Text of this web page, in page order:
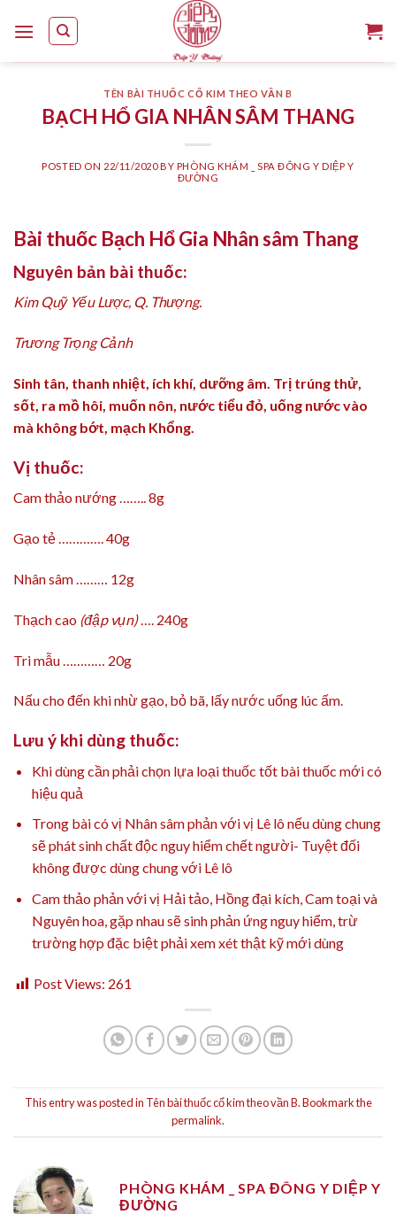
TÊN BÀI THUỐC CỔ KIM THEO VẦN B
BẠCH HỔ GIA NHÂN SÂM THANG
POSTED ON 22/11/2020BY PHÒNG KHÁM _ SPA ĐÔNG Y DIỆP Y
ĐƯỜNG
Bài thuốc Bạch Hổ Gia Nhân sâm Thang
Nguyên bản bài thuốc:
Kim Quỹ Yếu Lược, Q. Thượng.
Trương Trọng Cảnh
Sinh tân, thanh nhiệt, ích khí, dưỡng âm. Trị trúng thử,
sốt, ra mồ hôi, muốn nôn, nước tiểu đỏ, uống nước vào
mà không bớt, mạch Khổng.
Vị thuốc:
Cam thảo nướng …….. 8g
Gạo tẻ …………. 40g
Nhân sâm ……… 12g
Thạch cao (đập vụn)…. 240g
Tri mẫu ………… 20g
Nấu cho đến khi nhừ gạo, bỏ bã, lấy nước uống lúc ấm.
Lưu ý khi dùng thuốc:
Khi dùng cần phải chọn lựa loại thuốc tốt bài thuốc mới có
hiệu quả
Trong bài có vị Nhân sâm phản với vị Lê lô nếu dùng chung
sẽ phát sinh chất độc nguy hiểm chết người- Tuyệt đối
không được dùng chung với Lê lô
Cam thảo phản với vị Hải tảo, Hồng đại kích, Cam toại và
Nguyên hoa, gặp nhau sẽ sinh phản ứng nguy hiểm, trừ
trường hợp đặc biệt phải xem xét thật kỹ mới dùng
Post Views: 261
This entry was posted in Tên bài thuốc cổ kim theo vần B. Bookmark the
permalink.
PHÒNG KHÁM _ SPA ĐÔNG Y DIỆP Y
ĐƯỜNG